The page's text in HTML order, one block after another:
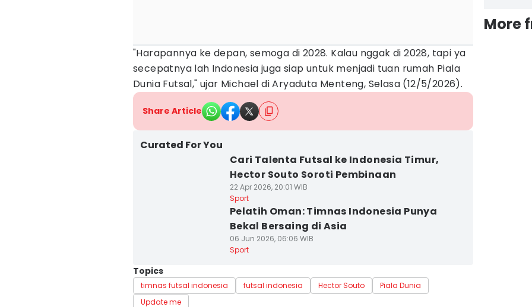
"Harapannya ke depan, semoga di 2028. Kalau nggak di 2028, tapi ya
secepatnya lah Indonesia juga siap untuk menjadi tuan rumah Piala
Dunia Futsal," ujar Michael di Aryaduta Menteng, Selasa (12/5/2026).
Share Article
Curated For You
Cari Talenta Futsal ke Indonesia Timur,
Hector Souto Soroti Pembinaan
22 Apr 2026, 20:01 WIB
Sport
Pelatih Oman: Timnas Indonesia Punya
Bekal Bersaing di Asia
06 Jun 2026, 06:06 WIB
Sport
Topics
timnas futsal indonesia futsal indonesia Hector Souto
Piala Dunia
Update me
More